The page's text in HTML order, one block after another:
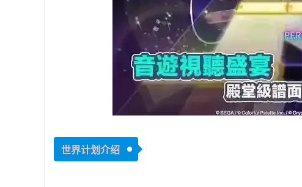
世界计划介绍